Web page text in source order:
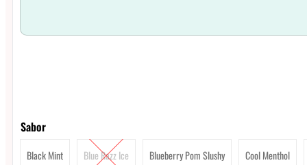
Sabor
Black Mint Blue Razz Ice Blueberry Pom Slushy Cool Menthol